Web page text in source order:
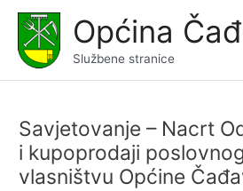
content
Općina
Službene stranice
Savjetovanje – Nacrt
i kupoprodaji
vlasništvu Općine